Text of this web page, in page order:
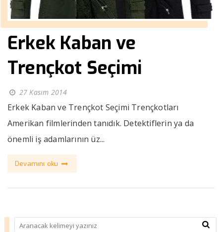
Erkek Kaban ve
Trençkot Seçimi
27 Kasım 2014
Erkek Kaban ve Trençkot Seçimi Trençkotları
Amerikan filmlerinden tanıdık. Detektiflerin ya da
önemli iş adamlarının üz...
Devamını oku